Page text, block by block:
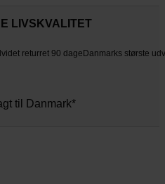
LIVSKVALITET
returret 90 dage Danmarks største
til Danmark*